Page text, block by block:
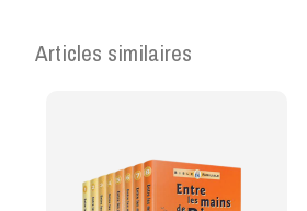
Articles similaires